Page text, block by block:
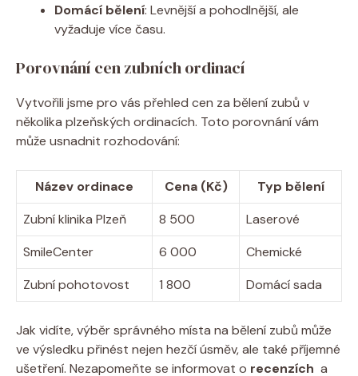
Domácí bělení: Levnější ⁢a pohodlnější, ale
vyžaduje více ⁢času.
Porovnání cen zubních ‍ordinací
‌Vytvořili jsme pro vás ‌přehled‌ cen za bělení zubů v
několika plzeňských ordinacích. ‌Toto porovnání vám
může usnadnit rozhodování:
Název ordinace Cena (Kč)
Typ‍ bělení
Zubní ‌klinika ⁣Plzeň
8 500
Laserové
SmileCenter
6‌ 000
Chemické
Zubní pohotovost
1 800 Domácí‌ sada
Jak vidíte, výběr správného místa⁢ na ⁣bělení zubů může
ve výsledku přinést ⁤nejen ⁤hezčí úsměv, ale ⁤také příjemné
ušetření. Nezapomeňte se informovat o recenzích ‍ a